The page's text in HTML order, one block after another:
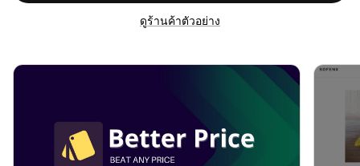
ดูร้านค้าตัวอย่าง